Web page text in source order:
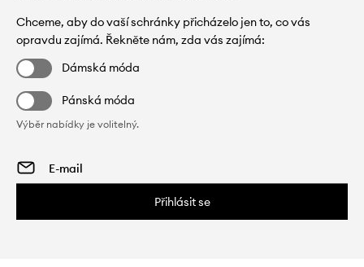
Chceme, aby do vaší schránky přicházelo jen to, co vás
opravdu zajímá. Řekněte nám, zda vás zajímá:
Dámská móda
Pánská móda
Výběr nabídky je volitelný.
Přihlásit se